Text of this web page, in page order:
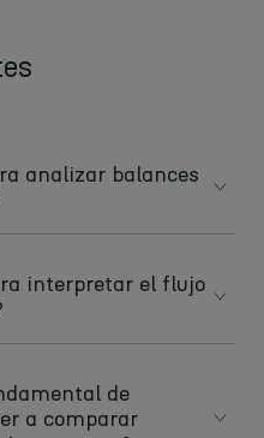
analizar balances
de Acciones
estados financieros más
financieras, y comprender
de la compañía.
interpretar el flujo
Análisis Fundamental de
aprendan a analizar el
de
a comparar